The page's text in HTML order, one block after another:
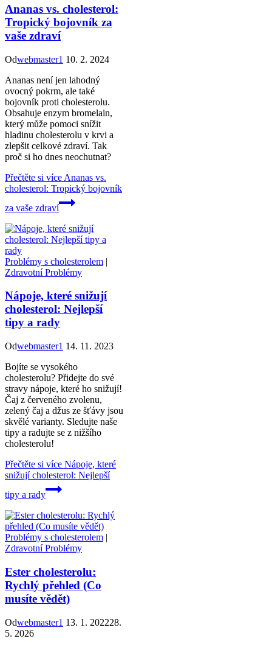
Ananas vs. cholesterol:
Tropický bojovník za
vaše zdraví
Odwebmaster1 10. 2. 2024
Ananas není jen lahodný
ovocný pokrm, ale také
bojovník proti cholesterolu.
Obsahuje enzym bromelain,
který může pomoci snížit
hladinu cholesterolu v krvi a
zlepšit celkové zdraví. Tak
proč si ho dnes neochutnat?
Přečtěte si více Ananas vs.
cholesterol: Tropický bojovník
za vaše zdraví
Problémy s cholesterolem |
Zdravotní Problémy
Nápoje, které snižují
cholesterol: Nejlepší
tipy a rady
Odwebmaster1 14. 11. 2023
Bojíte se vysokého
cholesterolu? Přidejte do své
stravy nápoje, které ho snižují!
Čaj z červeného zvolenu,
zelený čaj a džus ze šťávy jsou
skvělé varianty. Sledujte naše
tipy a radujte se z nižšího
cholesterolu!
Přečtěte si více Nápoje, které
snižují cholesterol: Nejlepší
tipy a rady
Problémy s cholesterolem |
Zdravotní Problémy
Ester cholesterolu:
Rychlý přehled (Co
musíte vědět)
Odwebmaster1 13. 1. 202228.
5. 2026